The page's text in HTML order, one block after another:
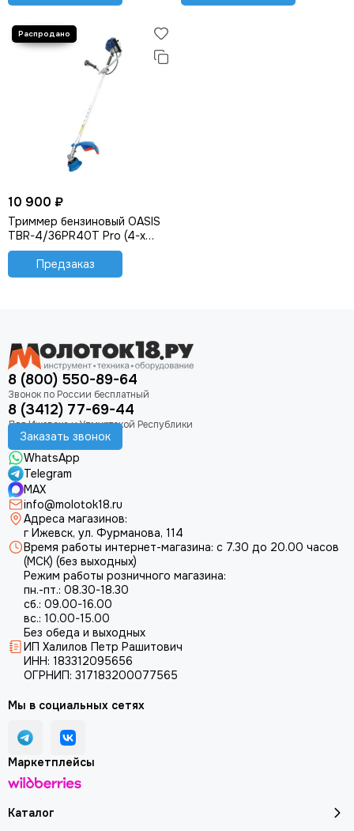
10 900 ₽
Триммер бензиновый OASIS
TBR-4/36PR40T Pro (4-х
тактный)
Предзаказ
8 (800) 550-89-64
8 (3412) 77-69-44
Заказать звонок
WhatsApp
Telegram
MAX
info@molotok18.ru
Адреса магазинов:
г Ижевск, ул. Фурманова, 114
Время работы интернет-магазина: с 7.30 до 20.00 часов
(МСК) (без выходных)
Режим работы розничного магазина:
пн.-пт.: 08.30-18.30
сб.: 09.00-16.00
вс.: 10.00-15.00
Без обеда и выходных
ИП Халилов Петр Рашитович
ИНН: 183312095656
ОГРНИП: 317183200077565
Каталог
Мы в социальных сетях
Маркетплейсы